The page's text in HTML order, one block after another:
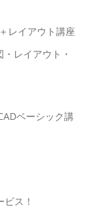
レイアウト講座
レイアウト・
ベーシック講
ス！